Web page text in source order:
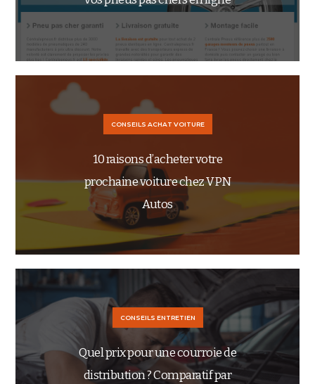
CONSEILS ACHAT VOITURE
10 raisons d’acheter votre
prochaine voiture chez VPN
Autos
CONSEILS ENTRETIEN
Quel prix pour une courroie de
distribution ? Comparatif par